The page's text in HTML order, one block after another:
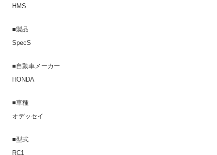
HMS
■製品
SpecS
■自動車メーカー
HONDA
■車種
オデッセイ
■型式
RC1